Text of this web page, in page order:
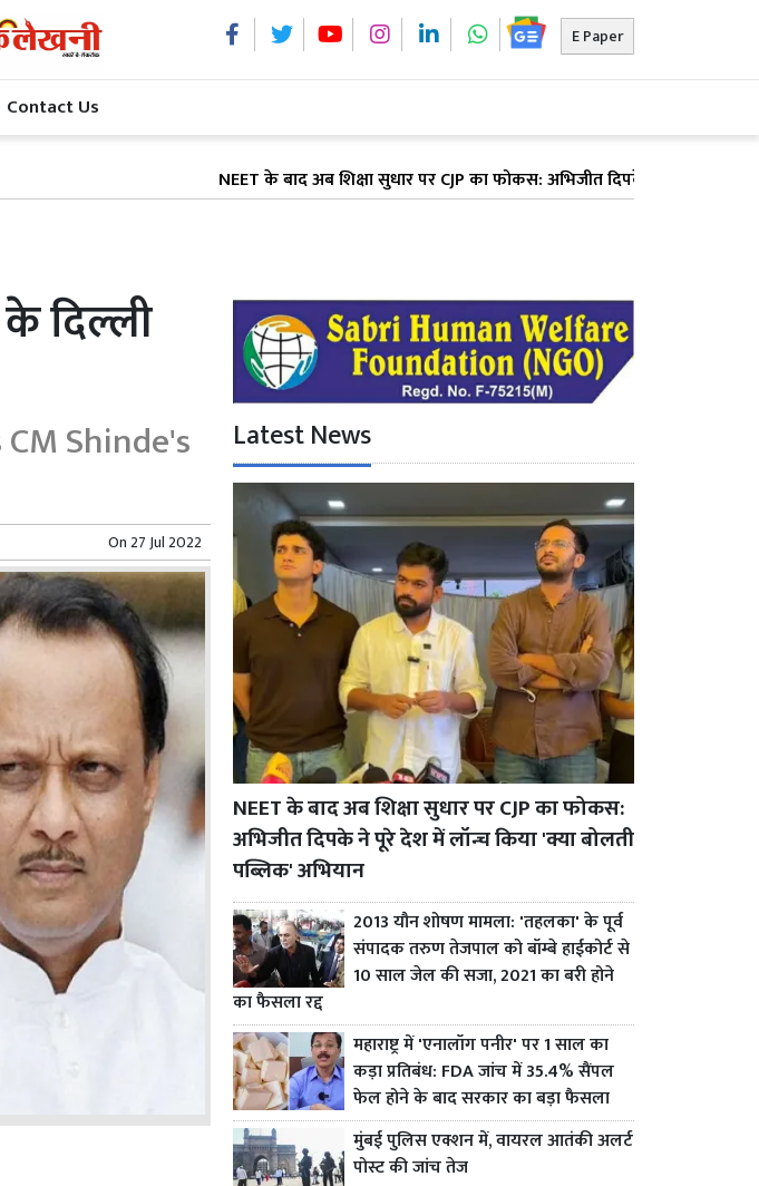
E Paper
Contact Us
NEET के बाद अब शिक्षा सुधार पर CJP का फोकस: अभिजीत दिपके ने पूरे देश में लॉन्च किया
दिल्ली
Shinde's
On27 Jul 2022
Latest News
NEET के बाद अब शिक्षा सुधार पर CJP का फोकस:
अभिजीत दिपके ने पूरे देश में लॉन्च किया 'क्या बोलती
पब्लिक' अभियान
2013 यौन शोषण मामला: 'तहलका' के पूर्व
संपादक तरुण तेजपाल को बॉम्बे हाईकोर्ट से
10 साल जेल की सजा, 2021 का बरी होने
का फैसला रद्द
महाराष्ट्र में 'एनालॉग पनीर' पर 1 साल का
कड़ा प्रतिबंध: FDA जांच में 35.4% सैंपल
फेल होने के बाद सरकार का बड़ा फैसला
मुंबई पुलिस एक्शन में, वायरल आतंकी अलर्ट
पोस्ट की जांच तेज